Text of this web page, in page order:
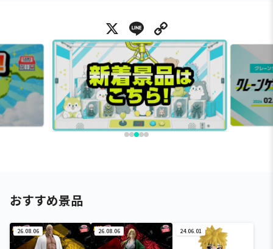
X Line
おすすめ景品
26.08.06 26.08.06 24.06.01